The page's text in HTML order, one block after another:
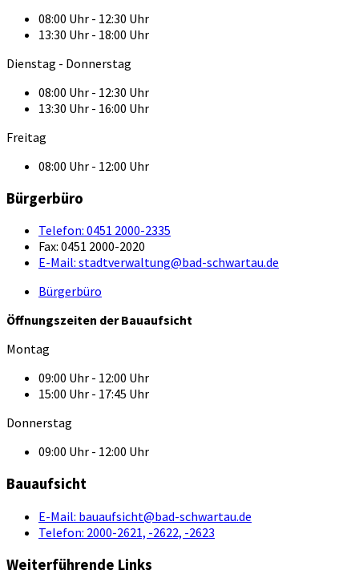
08:00 Uhr - 12:30 Uhr
13:30 Uhr - 18:00 Uhr
Dienstag - Donnerstag
08:00 Uhr - 12:30 Uhr
13:30 Uhr - 16:00 Uhr
Freitag
08:00 Uhr - 12:00 Uhr
Bürgerbüro
Telefon: 0451 2000-2335
Fax: 0451 2000-2020
E-Mail: stadtverwaltung@bad-schwartau.de
Bürgerbüro
Öffnungszeiten der Bauaufsicht
Montag
09:00 Uhr - 12:00 Uhr
15:00 Uhr - 17:45 Uhr
Donnerstag
09:00 Uhr - 12:00 Uhr
Bauaufsicht
E-Mail: bauaufsicht@bad-schwartau.de
Telefon: 2000-2621, -2622, -2623
Weiterführende Links